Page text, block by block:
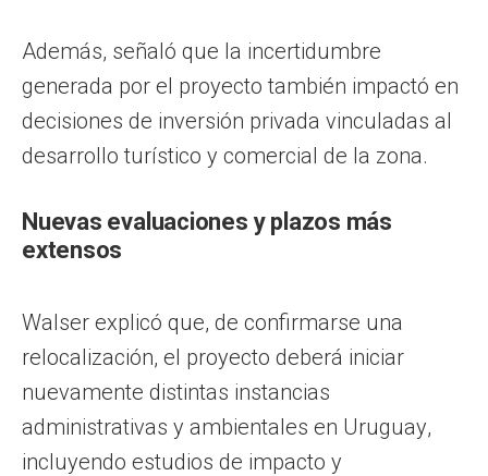
Además, señaló que la incertidumbre
generada por el proyecto también impactó en
decisiones de inversión privada vinculadas al
desarrollo turístico y comercial de la zona.
Nuevas evaluaciones y plazos más
extensos
Walser explicó que, de confirmarse una
relocalización, el proyecto deberá iniciar
nuevamente distintas instancias
administrativas y ambientales en Uruguay,
incluyendo estudios de impacto y